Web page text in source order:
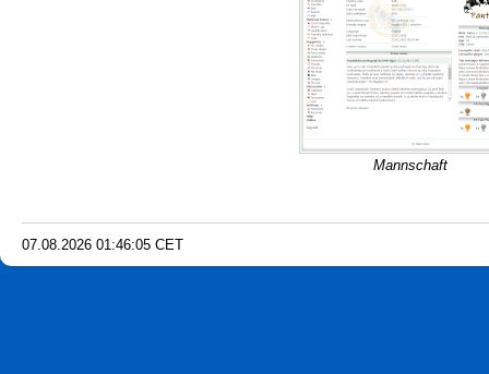
Mannschaft
07.08.2026 01:46:06 CET